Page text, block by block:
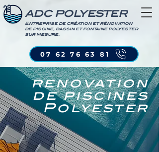
ADC POLYESTER
Entreprise de création et rénovation
de piscine, bassin et fontaine polyester
sur mesure.
07 62 76 63 81
renovation
de piscines
Polyester